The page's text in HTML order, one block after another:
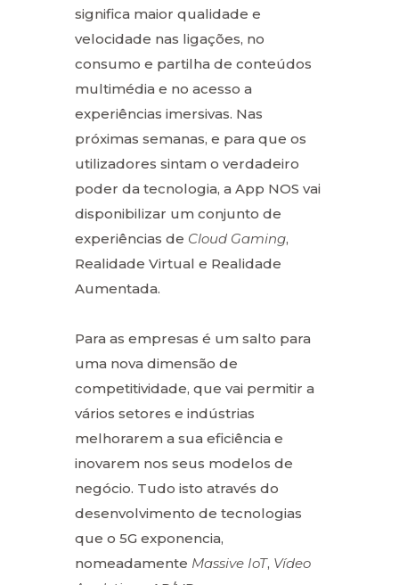
significa maior qualidade e
velocidade nas ligações, no
consumo e partilha de conteúdos
multimédia e no acesso a
experiências imersivas. Nas
próximas semanas, e para que os
utilizadores sintam o verdadeiro
poder da tecnologia, a App NOS vai
disponibilizar um conjunto de
experiências de Cloud Gaming,
Realidade Virtual e Realidade
Aumentada.
Para as empresas é um salto para
uma nova dimensão de
competitividade, que vai permitir a
vários setores e indústrias
melhorarem a sua eficiência e
inovarem nos seus modelos de
negócio. Tudo isto através do
desenvolvimento de tecnologias
que o 5G exponencia,
nomeadamente Massive IoT, Vídeo